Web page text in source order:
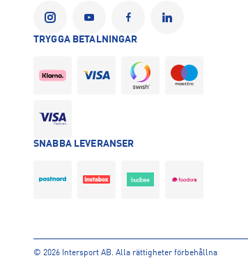
TRYGGA BETALNINGAR
SNABBA LEVERANSER
© 2026 Intersport AB. Alla rättigheter förbehållna